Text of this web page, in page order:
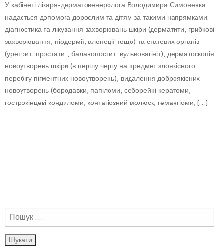
У кабінеті лікаря-дерматовенеролога Володимира Симоненка
надається допомога дорослим та дітям за такими напрямками:
діагностика та лікування захворювань шкіри (дерматити, грибкові
захворювання, піодермії, алопеції тощо) та статевих органів
(уретрит, простатит, баланопостит, вульвовагініт), дерматоскопія
новоутворень шкіри (в першу чергу на предмет злоякісного
перебігу пігментних новоутворень), видалення доброякісних
новоутворень (бородавки, папіломи, себорейні кератоми,
гострокінцеві кондиломи, контагіозний молюск, гемангіоми, […]